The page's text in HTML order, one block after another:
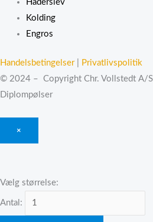
Haderslev
Kolding
Engros
Handelsbetingelser|
Privatlivspolitik
© 2024 – Copyright Chr. Vollstedt A/
Diplompølser
×
Vælg størrelse:
Antal: